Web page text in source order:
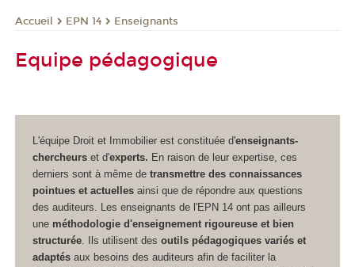
Accueil EPN 14 Enseignants
Equipe pédagogique
L'équipe Droit et Immobilier est constituée d'enseignants-
chercheurs et d'experts. En raison de leur expertise, ces
derniers sont à même detransmettre des connaissances
pointues et actuelles ainsi que de répondre aux questions
des auditeurs. Les enseignants de l'EPN 14 ont pas ailleurs
une méthodologie d'enseignement rigoureuse et bien
structurée. Ils utilisent des outils pédagogiques variés et
adaptés aux besoins des auditeurs afin de faciliter la